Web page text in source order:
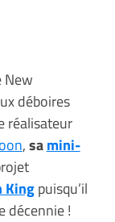
New
déboires
réalisateur
,samini-
Kingpuisqu’il
décennie !